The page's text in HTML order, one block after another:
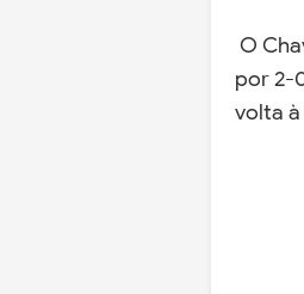
O
por 2-
volta